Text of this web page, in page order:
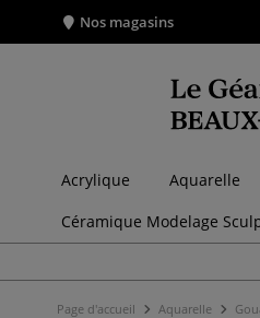
Nos magasins
Acrylique Aquarelle
Céramique Modelage
Page d'accueil Aquarelle